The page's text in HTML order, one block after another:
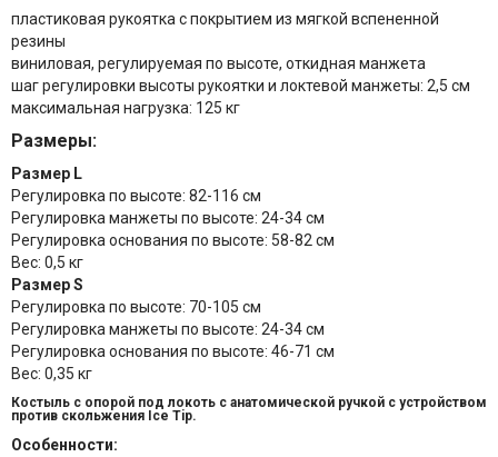
пластиковая рукоятка c покрытием из мягкой вспененной
резины
виниловая, регулируемая по высоте, откидная манжета
шаг регулировки высоты рукоятки и локтевой манжеты: 2,5 см
максимальная нагрузка: 125 кг
Размеры:
Размер L
Регулировка по высоте: 82-116 см
Регулировка манжеты по высоте: 24-34 см
Регулировка основания по высоте: 58-82 см
Вес: 0,5 кг
Размер S
Регулировка по высоте: 70-105 см
Регулировка манжеты по высоте: 24-34 см
Регулировка основания по высоте: 46-71 см
Вес: 0,35 кг
Костыль с опорой под локоть с анатомической ручкой с устройством
против скольжения Ice Tip.
Особенности: